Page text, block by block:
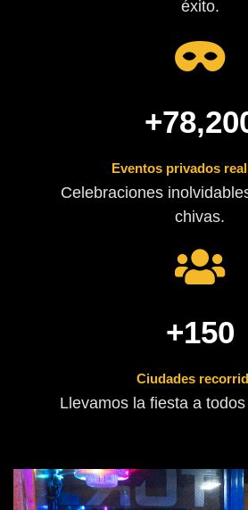
éxito.
+
Eventos privados
Celebraciones
chivas.
+150
Ciudades
Llevamos la fiesta a